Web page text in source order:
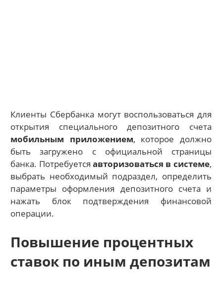
Клиенты Сбербанка могут воспользоваться для
открытия специального депозитного счета
мобильным приложением, которое должно
быть загружено с официальной страницы
банка. Потребуется авторизоваться в системе,
выбрать необходимый подраздел, определить
параметры оформления депозитного счета и
нажать блок подтверждения финансовой
операции.
Повышение процентных
ставок по иным депозитам